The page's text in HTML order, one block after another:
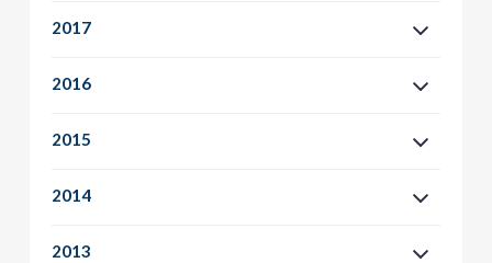
2017
2016
2015
2014
2013